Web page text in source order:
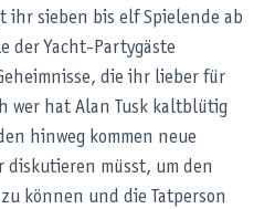
ihr sieben bis elf Spielende ab
der Yacht-Partygäste
die ihr lieber für
wer hat Alan Tusk kaltblütig
hinweg kommen neue
diskutieren müsst, um den
können und die Tatperson